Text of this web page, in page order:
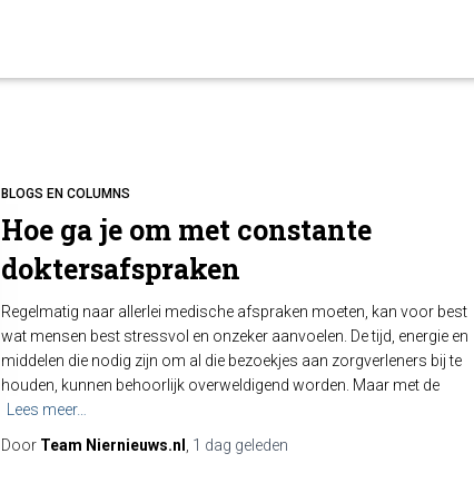
BLOGS EN COLUMNS
Hoe ga je om met constante
doktersafspraken
Regelmatig naar allerlei medische afspraken moeten, kan voor best
wat mensen best stressvol en onzeker aanvoelen. De tijd, energie en
middelen die nodig zijn om al die bezoekjes aan zorgverleners bij te
houden, kunnen behoorlijk overweldigend worden. Maar met de
Lees meer…
Door Team Niernieuws.nl 1 dag geleden